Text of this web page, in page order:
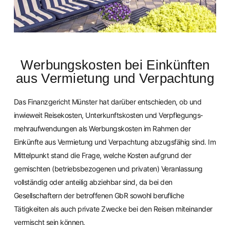
Werbungskosten bei Einkünften
aus Vermietung und Verpachtung
Das Finanzgericht Münster hat darüber entschieden, ob und
inwieweit Reisekosten, Unterkunfts­kosten und Verpflegungs­
mehr­auf­wendungen als Werbungs­kosten im Rahmen der
Einkünfte aus Vermietung und Verpachtung abzugsfähig sind. Im
Mittelpunkt stand die Frage, welche Kosten aufgrund der
gemischten (betriebs­bezogenen und privaten) Veranlassung
vollständig oder anteilig abziehbar sind, da bei den
Gesellschaftern der betroffenen GbR sowohl berufliche
Tätigkeiten als auch private Zwecke bei den Reisen miteinander
vermischt sein können.